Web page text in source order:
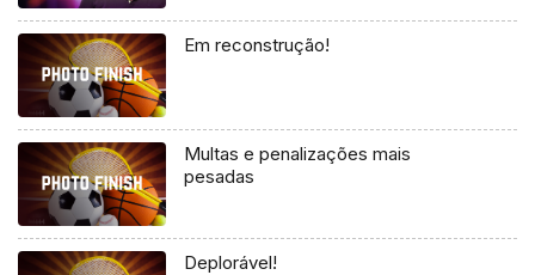
Em reconstrução!
Multas e penalizações mais
pesadas
Deplorável!